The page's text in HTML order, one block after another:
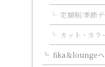
定額制/季節
カット・カラ
fika＆loungeヘ